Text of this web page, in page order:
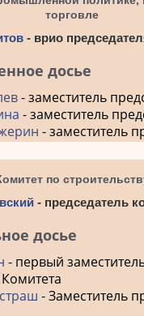
торговле
- врио
досье
- заместитель
- заместитель
- заместитель
по
- председатель
досье
- первый
- Заместитель